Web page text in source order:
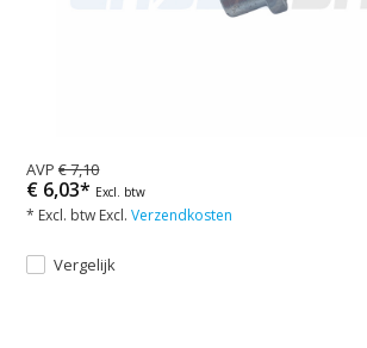
AVP€ 7,10
€ 6,03* Excl. btw
* Excl. btw Excl.Verzendkosten
Vergelijk